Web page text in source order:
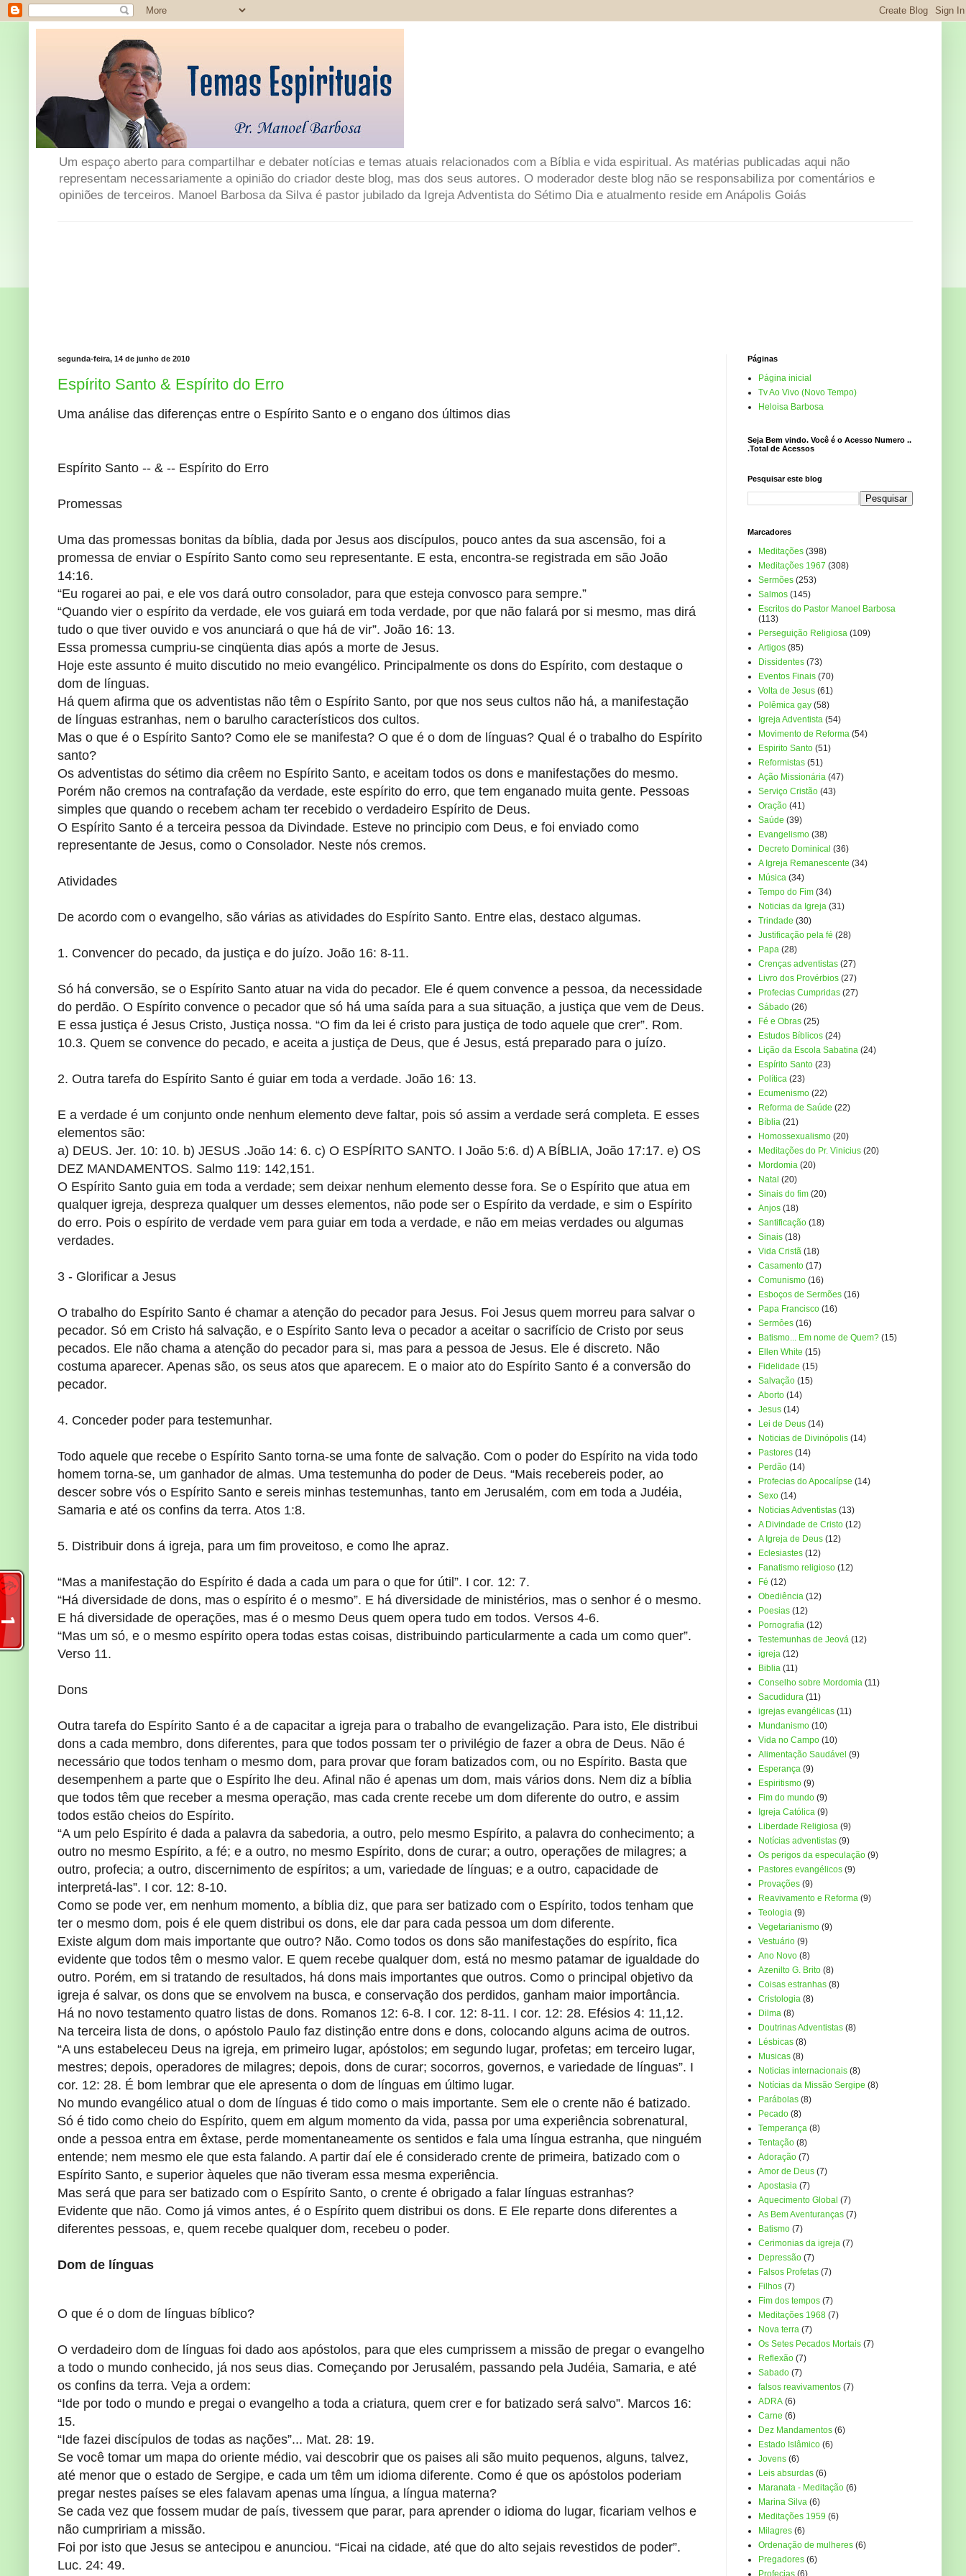
Um espaço aberto para compartilhar e debater notícias e temas atuais relacionados com a Bíblia e vida espiritual. As matérias publicadas aqui não
representam necessariamente a opinião do criador deste blog, mas dos seus autores. O moderador deste blog não se responsabiliza por comentários e
opiniões de terceiros. Manoel Barbosa da Silva é pastor jubilado da Igreja Adventista do Sétimo Dia e atualmento reside em Anápolis Goiás
segunda-feira, 14 de junho de 2010
Espírito Santo & Espírito do Erro
Uma análise das diferenças entre o Espírito Santo e o engano dos últimos dias
Espírito Santo -- & -- Espírito do Erro
Promessas
Uma das promessas bonitas da bíblia, dada por Jesus aos discípulos, pouco antes da sua ascensão, foi a
promessa de enviar o Espírito Santo como seu representante. E esta, encontra-se registrada em são João
14:16.
“Eu rogarei ao pai, e ele vos dará outro consolador, para que esteja convosco para sempre.”
“Quando vier o espírito da verdade, ele vos guiará em toda verdade, por que não falará por si mesmo, mas dirá
tudo o que tiver ouvido e vos anunciará o que há de vir”. João 16: 13.
Essa promessa cumpriu-se cinqüenta dias após a morte de Jesus.
Hoje este assunto é muito discutido no meio evangélico. Principalmente os dons do Espírito, com destaque o
dom de línguas.
Há quem afirma que os adventistas não têm o Espírito Santo, por que nos seus cultos não há, a manifestação
de línguas estranhas, nem o barulho característicos dos cultos.
Mas o que é o Espírito Santo? Como ele se manifesta? O que é o dom de línguas? Qual é o trabalho do Espírito
santo?
Os adventistas do sétimo dia crêem no Espírito Santo, e aceitam todos os dons e manifestações do mesmo.
Porém não cremos na contrafação da verdade, este espírito do erro, que tem enganado muita gente. Pessoas
simples que quando o recebem acham ter recebido o verdadeiro Espírito de Deus.
O Espírito Santo é a terceira pessoa da Divindade. Esteve no principio com Deus, e foi enviado como
representante de Jesus, como o Consolador. Neste nós cremos.
Atividades
De acordo com o evangelho, são várias as atividades do Espírito Santo. Entre elas, destaco algumas.
1. Convencer do pecado, da justiça e do juízo. João 16: 8-11.
Só há conversão, se o Espírito Santo atuar na vida do pecador. Ele é quem convence a pessoa, da necessidade
do perdão. O Espírito convence o pecador que só há uma saída para a sua situação, a justiça que vem de Deus.
E essa justiça é Jesus Cristo, Justiça nossa. “O fim da lei é cristo para justiça de todo aquele que crer”. Rom.
10.3. Quem se convence do pecado, e aceita a justiça de Deus, que é Jesus, está preparado para o juízo.
2. Outra tarefa do Espírito Santo é guiar em toda a verdade. João 16: 13.
E a verdade é um conjunto onde nenhum elemento deve faltar, pois só assim a verdade será completa. E esses
elementos são:
a) DEUS. Jer. 10: 10. b) JESUS .João 14: 6. c) O ESPÍRITO SANTO. I João 5:6. d) A BÍBLIA, João 17:17. e) OS
DEZ MANDAMENTOS. Salmo 119: 142,151.
O Espírito Santo guia em toda a verdade; sem deixar nenhum elemento desse fora. Se o Espírito que atua em
qualquer igreja, despreza qualquer um desses elementos, não pode ser o Espírito da verdade, e sim o Espírito
do erro. Pois o espírito de verdade vem para guiar em toda a verdade, e não em meias verdades ou algumas
verdades.
3 - Glorificar a Jesus
O trabalho do Espírito Santo é chamar a atenção do pecador para Jesus. Foi Jesus quem morreu para salvar o
pecador. Só em Cristo há salvação, e o Espírito Santo leva o pecador a aceitar o sacrifício de Cristo por seus
pecados. Ele não chama a atenção do pecador para si, mas para a pessoa de Jesus. Ele é discreto. Não
costuma aparecer. Apenas são, os seus atos que aparecem. E o maior ato do Espírito Santo é a conversão do
pecador.
4. Conceder poder para testemunhar.
Todo aquele que recebe o Espírito Santo torna-se uma fonte de salvação. Com o poder do Espírito na vida todo
homem torna-se, um ganhador de almas. Uma testemunha do poder de Deus. “Mais recebereis poder, ao
descer sobre vós o Espírito Santo e sereis minhas testemunhas, tanto em Jerusalém, com em toda a Judéia,
Samaria e até os confins da terra. Atos 1:8.
5. Distribuir dons á igreja, para um fim proveitoso, e como lhe apraz.
“Mas a manifestação do Espírito é dada a cada um para o que for útil”. I cor. 12: 7.
“Há diversidade de dons, mas o espírito é o mesmo”. E há diversidade de ministérios, mas o senhor é o mesmo.
E há diversidade de operações, mas é o mesmo Deus quem opera tudo em todos. Versos 4-6.
“Mas um só, e o mesmo espírito opera todas estas coisas, distribuindo particularmente a cada um como quer”.
Verso 11.
Dons
Outra tarefa do Espírito Santo é a de capacitar a igreja para o trabalho de evangelização. Para isto, Ele distribui
dons a cada membro, dons diferentes, para que todos possam ter o privilégio de fazer a obra de Deus. Não é
necessário que todos tenham o mesmo dom, para provar que foram batizados com, ou no Espírito. Basta que
desempenhem a parte que o Espírito lhe deu. Afinal não é apenas um dom, mais vários dons. Nem diz a bíblia
que todos têm que receber a mesma operação, mas cada crente recebe um dom diferente do outro, e assim
todos estão cheios do Espírito.
“A um pelo Espírito é dada a palavra da sabedoria, a outro, pelo mesmo Espírito, a palavra do conhecimento; a
outro no mesmo Espírito, a fé; e a outro, no mesmo Espírito, dons de curar; a outro, operações de milagres; a
outro, profecia; a outro, discernimento de espíritos; a um, variedade de línguas; e a outro, capacidade de
interpretá-las”. I cor. 12: 8-10.
Como se pode ver, em nenhum momento, a bíblia diz, que para ser batizado com o Espírito, todos tenham que
ter o mesmo dom, pois é ele quem distribui os dons, ele dar para cada pessoa um dom diferente.
Existe algum dom mais importante que outro? Não. Como todos os dons são manifestações do espírito, fica
evidente que todos têm o mesmo valor. E quem recebe qualquer dom, está no mesmo patamar de igualdade do
outro. Porém, em si tratando de resultados, há dons mais importantes que outros. Como o principal objetivo da
igreja é salvar, os dons que se envolvem na busca, e conservação dos perdidos, ganham maior importância.
Há no novo testamento quatro listas de dons. Romanos 12: 6-8. I cor. 12: 8-11. I cor. 12: 28. Efésios 4: 11,12.
Na terceira lista de dons, o apóstolo Paulo faz distinção entre dons e dons, colocando alguns acima de outros.
“A uns estabeleceu Deus na igreja, em primeiro lugar, apóstolos; em segundo lugar, profetas; em terceiro lugar,
mestres; depois, operadores de milagres; depois, dons de curar; socorros, governos, e variedade de línguas”. I
cor. 12: 28. É bom lembrar que ele apresenta o dom de línguas em último lugar.
No mundo evangélico atual o dom de línguas é tido como o mais importante. Sem ele o crente não é batizado.
Só é tido como cheio do Espírito, quem em algum momento da vida, passa por uma experiência sobrenatural,
onde a pessoa entra em êxtase, perde momentaneamente os sentidos e fala uma língua estranha, que ninguém
entende; nem mesmo ele que esta falando. A partir daí ele é considerado crente de primeira, batizado com o
Espírito Santo, e superior àqueles que não tiveram essa mesma experiência.
Mas será que para ser batizado com o Espírito Santo, o crente é obrigado a falar línguas estranhas?
Evidente que não. Como já vimos antes, é o Espírito quem distribui os dons. E Ele reparte dons diferentes a
diferentes pessoas, e, quem recebe qualquer dom, recebeu o poder.
Dom de línguas
O que é o dom de línguas bíblico?
O verdadeiro dom de línguas foi dado aos apóstolos, para que eles cumprissem a missão de pregar o evangelho
a todo o mundo conhecido, já nos seus dias. Começando por Jerusalém, passando pela Judéia, Samaria, e até
os confins da terra. Veja a ordem:
“Ide por todo o mundo e pregai o evangelho a toda a criatura, quem crer e for batizado será salvo”. Marcos 16:
15.
“Ide fazei discípulos de todas as nações”... Mat. 28: 19.
Se você tomar um mapa do oriente médio, vai descobrir que os paises ali são muito pequenos, alguns, talvez,
até menor que o estado de Sergipe, e cada um têm um idioma diferente. Como é que os apóstolos poderiam
pregar nestes países se eles falavam apenas uma língua, a língua materna?
Se cada vez que fossem mudar de país, tivessem que parar, para aprender o idioma do lugar, ficariam velhos e
não cumpririam a missão.
Foi por isto que Jesus se antecipou e anunciou. “Ficai na cidade, até que do alto sejais revestidos de poder”.
Luc. 24: 49.
Páginas
Página inicial
Tv Ao Vivo (Novo Tempo)
Heloisa Barbosa
Seja Bem vindo. Você é o Acesso Numero ..
.Total de Acessos
Pesquisar este blog
Marcadores
Meditações (398)
Meditações 1967 (308)
Sermões (253)
Salmos (145)
Escritos do Pastor Manoel Barbosa
(113)
Perseguição Religiosa (109)
Artigos (85)
Dissidentes (73)
Eventos Finais (70)
Volta de Jesus (61)
Polêmica gay (58)
Igreja Adventista (54)
Movimento de Reforma (54)
Espirito Santo (51)
Reformistas (51)
Ação Missionária (47)
Serviço Cristão (43)
Oração (41)
Saúde (39)
Evangelismo (38)
Decreto Dominical (36)
A Igreja Remanescente (34)
Música (34)
Tempo do Fim (34)
Noticias da Igreja (31)
Trindade (30)
Justificação pela fé (28)
Papa (28)
Crenças adventistas (27)
Livro dos Provérbios (27)
Profecias Cumpridas (27)
Sábado (26)
Fé e Obras (25)
Estudos Bíblicos (24)
Lição da Escola Sabatina (24)
Espírito Santo (23)
Política (23)
Ecumenismo (22)
Reforma de Saúde (22)
Bíblia (21)
Homossexualismo (20)
Meditações do Pr. Vinicius (20)
Mordomia (20)
Natal (20)
Sinais do fim (20)
Anjos (18)
Santificação (18)
Sinais (18)
Vida Cristã (18)
Casamento (17)
Comunismo (16)
Esboços de Sermões (16)
Papa Francisco (16)
Sermôes (16)
Batismo... Em nome de Quem? (15)
Ellen White (15)
Fidelidade (15)
Salvação (15)
Aborto (14)
Jesus (14)
Lei de Deus (14)
Noticias de Divinópolis (14)
Pastores (14)
Perdão (14)
Profecias do Apocalípse (14)
Sexo (14)
Noticias Adventistas (13)
A Divindade de Cristo (12)
A Igreja de Deus (12)
Eclesiastes (12)
Fanatismo religioso (12)
Fé (12)
Obediência (12)
Poesias (12)
Pornografia (12)
Testemunhas de Jeová (12)
igreja (12)
Biblia (11)
Conselho sobre Mordomia (11)
Sacudidura (11)
igrejas evangélicas (11)
Mundanismo (10)
Vida no Campo (10)
Alimentação Saudável (9)
Esperança (9)
Espiritismo (9)
Fim do mundo (9)
Igreja Católica (9)
Liberdade Religiosa (9)
Notícias adventistas (9)
Os perigos da especulação (9)
Pastores evangélicos (9)
Provações (9)
Reavivamento e Reforma (9)
Teologia (9)
Vegetarianismo (9)
Vestuário (9)
Ano Novo (8)
Azenilto G. Brito (8)
Coisas estranhas (8)
Cristologia (8)
Dilma (8)
Doutrinas Adventistas (8)
Lésbicas (8)
Musicas (8)
Noticias internacionais (8)
Notícias da Missão Sergipe (8)
Parábolas (8)
Pecado (8)
Temperança (8)
Tentação (8)
Adoração (7)
Amor de Deus (7)
Apostasia (7)
Aquecimento Global (7)
As Bem Aventuranças (7)
Batismo (7)
Cerimonias da igreja (7)
Depressão (7)
Falsos Profetas (7)
Filhos (7)
Fim dos tempos (7)
Meditações 1968 (7)
Nova terra (7)
Os Setes Pecados Mortais (7)
Reflexão (7)
Sabado (7)
falsos reavivamentos (7)
ADRA (6)
Carne (6)
Dez Mandamentos (6)
Estado Islâmico (6)
Jovens (6)
Leis absurdas (6)
Maranata - Meditação (6)
Marina Silva (6)
Meditações 1959 (6)
Milagres (6)
Ordenação de mulheres (6)
Pregadores (6)